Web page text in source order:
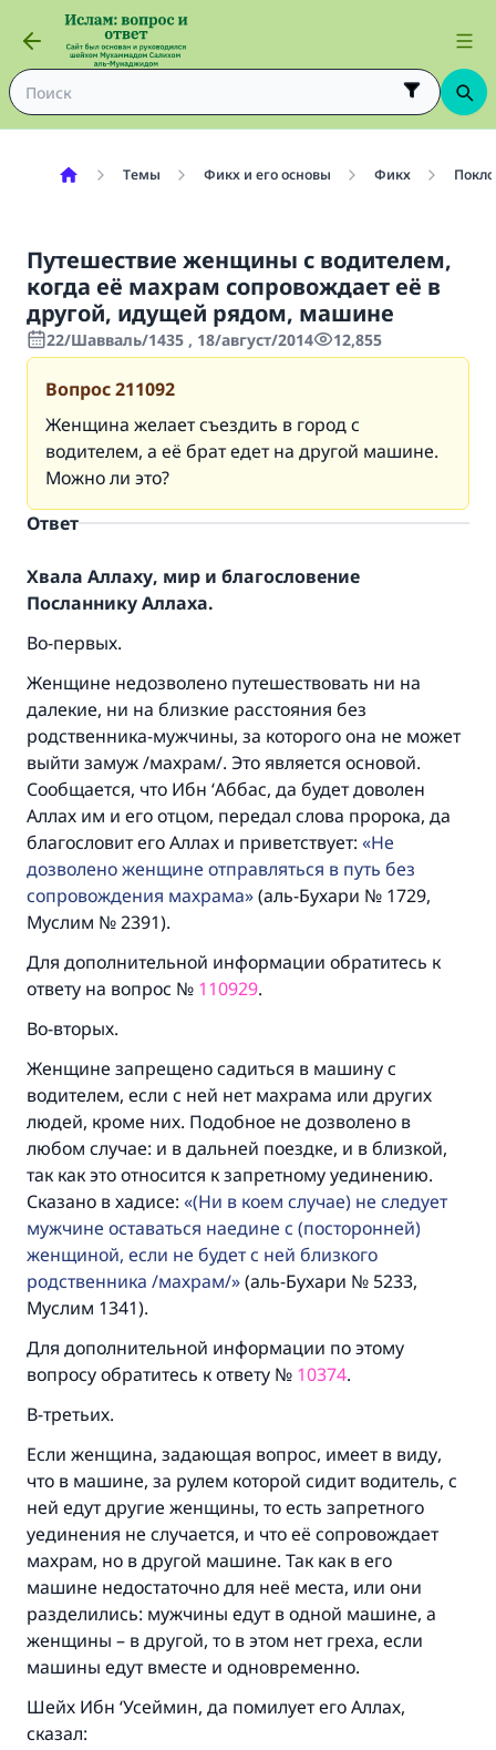
Темы Фикх и его основы Фикх
Путешествие женщины с водителем,
когда её махрам сопровождает её в
другой, идущей рядом, машине
22/Шавваль/1435 , 18/август/2014 12,855
Вопрос211092
Женщина желает съездить в город с
водителем, а её брат едет на другой машине.
Можно ли это?
Ответ
Хвала Аллаху, мир и благословение
Посланнику Аллаха.
Во-первых.
Женщине недозволено путешествовать ни на
далекие, ни на близкие расстояния без
родственника-мужчины, за которого она не может
выйти замуж /махрам/. Это является основой.
Сообщается, что Ибн ‘Аббас, да будет доволен
Аллах им и его отцом, передал слова пророка, да
благословит его Аллах и приветствует:
Не
дозволено женщине отправляться в путь без
сопровождения махрама (аль-Бухари № 1729,
Муслим № 2391).
Для дополнительной информации обратитесь к
ответу на вопрос № 110929.
Во-вторых.
Женщине запрещено садиться в машину с
водителем, если с ней нет махрама или других
людей, кроме них. Подобное не дозволено в
любом случае: и в дальней поездке, и в близкой,
так как это относится к запретному уединению.
Сказано в хадисе: (Ни в коем случае) не следует
мужчине оставаться наедине с (посторонней)
женщиной, если не будет с ней близкого
родственника /махрам/ (аль-Бухари № 5233,
Муслим 1341).
Для дополнительной информации по этому
вопросу обратитесь к ответу № 10374.
В-третьих.
Если женщина, задающая вопрос, имеет в виду,
что в машине, за рулем которой сидит водитель, с
ней едут другие женщины, то есть запретного
уединения не случается, и что её сопровождает
махрам, но в другой машине. Так как в его
машине недостаточно для неё места, или они
разделились: мужчины едут в одной машине, а
женщины – в другой, то в этом нет греха, если
машины едут вместе и одновременно.
Шейх Ибн ‘Усеймин, да помилует его Аллах,
сказал:
Ответ № 110845 помог сохранить
Помогите нам предоставить ответы Умме
Посланник Аллаха, мир ему и
благословение, сказал:
«Указавшему на благое (полагается) такая
же награда как и совершившему его»
(МУСЛИМ, № 1893).
Участвуйте сейчас!